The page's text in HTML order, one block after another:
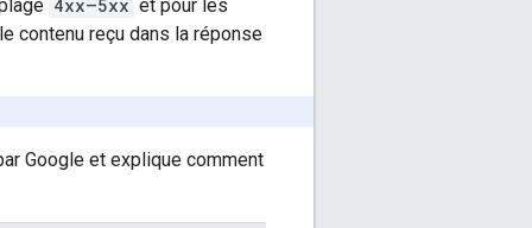
4xx—5xx et pour les
contenu reçu dans la réponse
Google et explique comment